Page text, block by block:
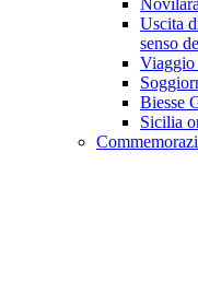
Uscita
senso
Viaggio
Biesse
Sicilia